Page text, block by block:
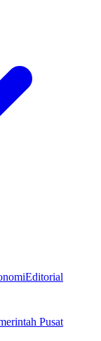
Editorial
Pusat